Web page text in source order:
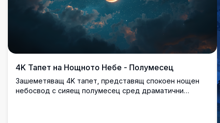
4K Тапет на Нощното Небе - Полумесец
Зашеметяващ 4K тапет, представящ спокоен нощен
небосвод с сияещ полумесец сред драматични